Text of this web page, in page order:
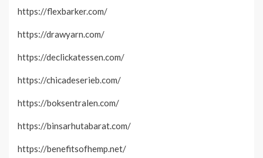
https://flexbarker.com/
https://drawyarn.com/
https://declickatessen.com/
https://chicadeserieb.com/
https://boksentralen.com/
https://binsarhutabarat.com/
https://benefitsofhemp.net/